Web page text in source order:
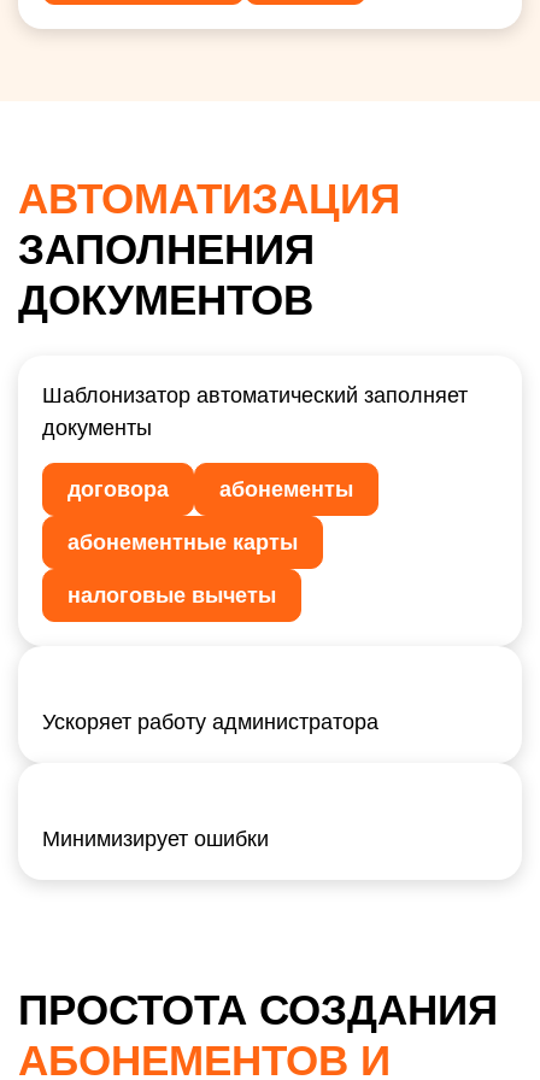
АВТОМАТИЗАЦИЯ
ЗАПОЛНЕНИЯ
ДОКУМЕНТОВ
Шаблонизатор автоматический заполняет
документы
договора абонементы
абонементные карты
налоговые вычеты
Ускоряет работу администратора
Минимизирует ошибки
ПРОСТОТА СОЗДАНИЯ
АБОНЕМЕНТОВ И